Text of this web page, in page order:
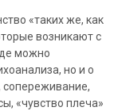
«таких же, как
возникают с
можно
но и о
сопереживание,
«чувство плеча»